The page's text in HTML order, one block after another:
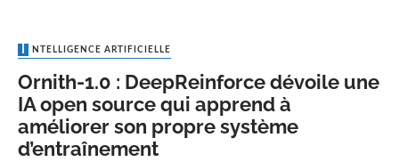
INTELLIGENCE ARTIFICIELLE
Ornith-1.0 : DeepReinforce dévoile une
IA open source qui apprend à
améliorer son propre système
d’entraînement